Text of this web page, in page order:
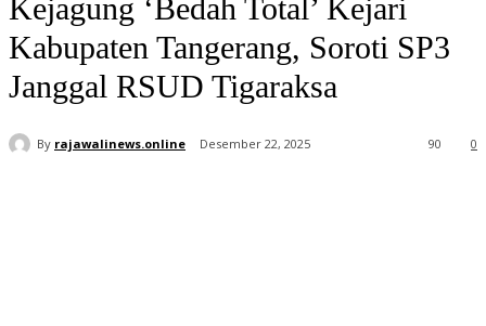
Kejagung ‘Bedah Total’ Kejari
Kabupaten Tangerang, Soroti SP3
Janggal RSUD Tigaraksa
By rajawalinews.online Desember 22, 2025 0
90